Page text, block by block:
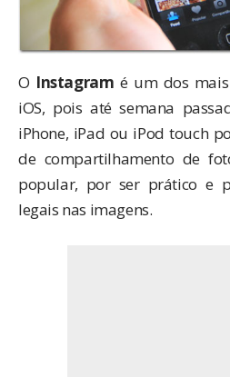
O Instagram é um dos
iOS, pois até semana
iPhone, iPad ou iPod touch
de compartilhamento de
popular, por ser prático e
legais nas imagens.